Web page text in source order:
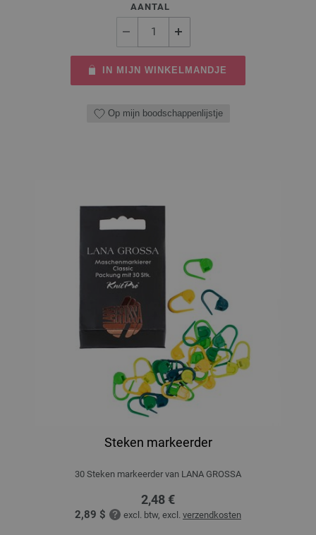
AANTAL
IN MIJN WINKELMANDJE
Op mijn boodschappenlijstje
Steken markeerder
30 Steken markeerder van LANA GROSSA
2,48 €
2,89 $ excl. btw, excl. verzendkosten